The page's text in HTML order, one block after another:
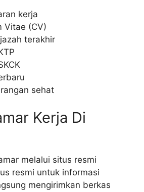
kerja
Vitae (CV)
terakhir
sehat
Kerja Di
melalui situs resmi
resmi untuk informasi
mengirimkan berkas